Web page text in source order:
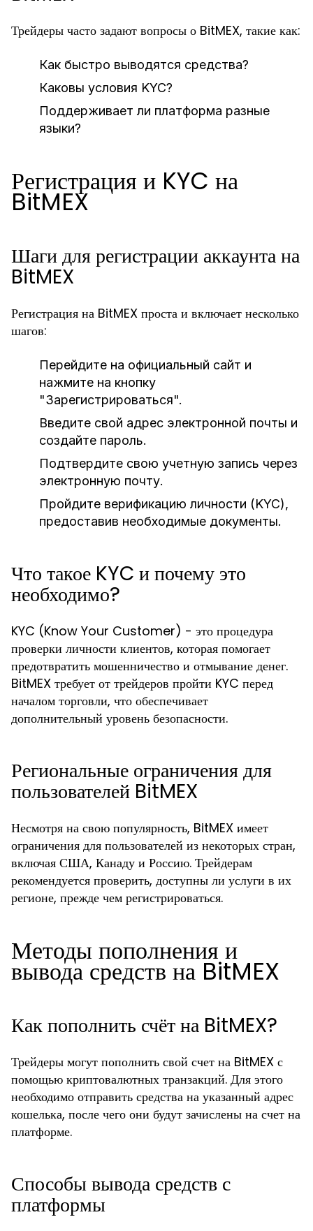
Трейдеры часто задают вопросы о BitMEX, такие как:
Как быстро выводятся средства?
Каковы условия KYC?
Поддерживает ли платформа разные
языки?
Регистрация и KYC на
BitMEX
Шаги для регистрации аккаунта на
BitMEX
Регистрация на BitMEX проста и включает несколько
шагов:
Перейдите на официальный сайт и
нажмите на кнопку
"Зарегистрироваться".
Введите свой адрес электронной почты и
создайте пароль.
Подтвердите свою учетную запись через
электронную почту.
Пройдите верификацию личности (KYC),
предоставив необходимые документы.
Что такое KYC и почему это
необходимо?
KYC (Know Your Customer) - это процедура
проверки личности клиентов, которая помогает
предотвратить мошенничество и отмывание денег.
BitMEX требует от трейдеров пройти KYC перед
началом торговли, что обеспечивает
дополнительный уровень безопасности.
Региональные ограничения для
пользователей BitMEX
Несмотря на свою популярность, BitMEX имеет
ограничения для пользователей из некоторых стран,
включая США, Канаду и Россию. Трейдерам
рекомендуется проверить, доступны ли услуги в их
регионе, прежде чем регистрироваться.
Методы пополнения и
вывода средств на BitMEX
Как пополнить счёт на BitMEX?
Трейдеры могут пополнить свой счет на BitMEX с
помощью криптовалютных транзакций. Для этого
необходимо отправить средства на указанный адрес
кошелька, после чего они будут зачислены на счет на
платформе.
Способы вывода средств с
платформы